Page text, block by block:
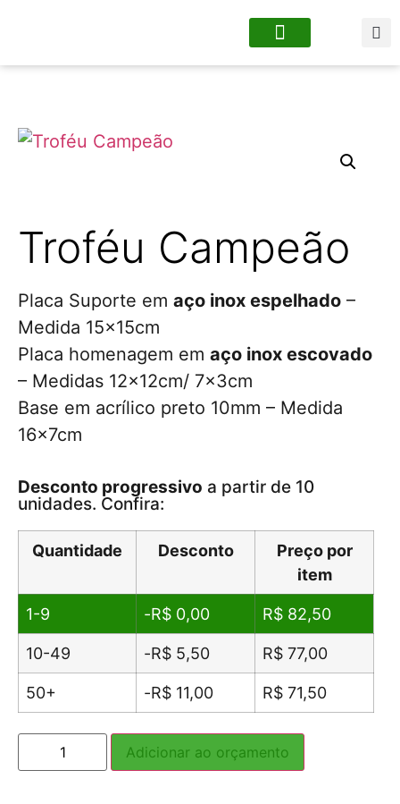
Troféu Campeão
Placa Suporte em aço inox espelhado –
Medida 15x15cm
Placa homenagem em aço inox escovado
– Medidas 12x12cm/ 7x3cm
Base em acrílico preto 10mm – Medida
16x7cm
Desconto progressivo a partir de 10
unidades. Confira:
Quantidade Desconto
Preço por
item
1-9 -R$ 0,00 R$ 82,50
10-49 -R$ 5,50 R$ 77,00
50+ -R$ 11,00 R$ 71,50
Adicionar ao orçamento